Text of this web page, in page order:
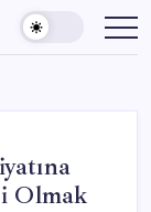
Olmak